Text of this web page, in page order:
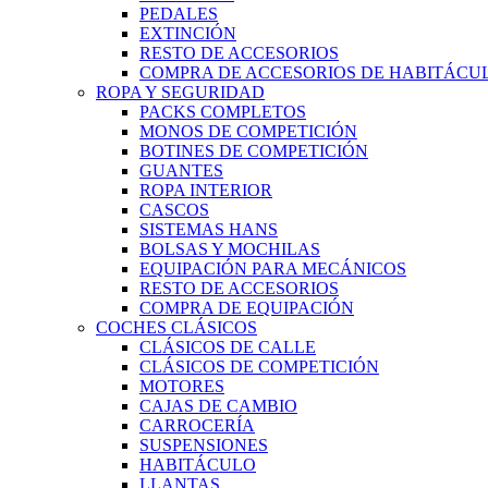
PEDALES
EXTINCIÓN
RESTO DE ACCESORIOS
COMPRA DE ACCESORIOS DE
ROPA Y SEGURIDAD
PACKS COMPLETOS
MONOS DE COMPETICIÓN
BOTINES DE COMPETICIÓN
GUANTES
ROPA INTERIOR
CASCOS
SISTEMAS HANS
BOLSAS Y MOCHILAS
EQUIPACIÓN PARA MECÁNICOS
RESTO DE ACCESORIOS
COMPRA DE EQUIPACIÓN
COCHES CLÁSICOS
CLÁSICOS DE CALLE
CLÁSICOS DE COMPETICIÓN
MOTORES
CAJAS DE CAMBIO
CARROCERÍA
SUSPENSIONES
HABITÁCULO
LLANTAS